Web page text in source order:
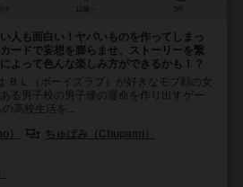
人も面白い！ヤバいものを作ってしまっ
ードで妄想を膨らませ、ストーリーを繋
よって色んな楽しみ方ができるかも！？
ＢＬ（ボーイズラブ）が好きなモブ顔の女
る男子校の男子達の運命を作り出すゲー
高校生活を...
）
ちゅぱみ（Chupami）